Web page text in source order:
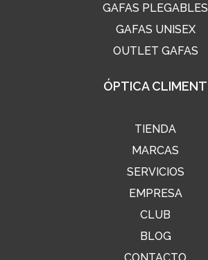
GAFAS PLEGABLES
GAFAS UNISEX
OUTLET GAFAS
ÓPTICA CLIMENT
TIENDA
MARCAS
SERVICIOS
EMPRESA
CLUB
BLOG